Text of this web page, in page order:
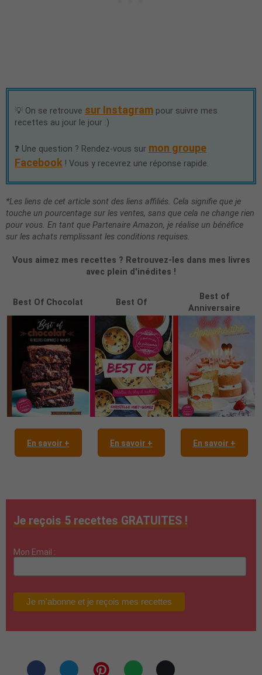
💡 On se retrouve sur Instagram pour suivre mes
recettes au jour le jour :)
❓ Une question ? Rendez-vous sur mon groupe
Facebook ! Vous y recevrez une réponse rapide.
*Les liens de cet article sont des liens affiliés. Cela signifie que je
touche un pourcentage sur les ventes, sans que cela ne change rien
pour vous. En tant que Partenaire Amazon, je réalise un bénéfice
sur les achats remplissant les conditions requises.
Vous aimez mes recettes ? Retrouvez-les dans mes livres
avec plein d'inédites !
Best Of Chocolat Best Of
Best of
Anniversaire
En savoir + En savoir + En savoir +
Je reçois 5 recettes GRATUITES !
Mon Email :